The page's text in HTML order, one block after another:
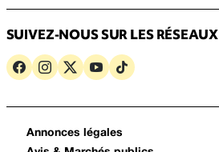
SUIVEZ-NOUS SUR LES RÉSEAUX
Annonces légales